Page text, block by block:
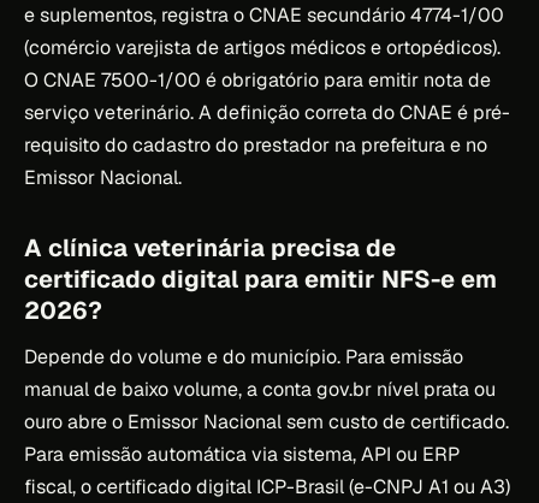
e suplementos, registra o CNAE secundário 4774-1/00
(comércio varejista de artigos médicos e ortopédicos).
O CNAE 7500-1/00 é obrigatório para emitir nota de
serviço veterinário. A definição correta do CNAE é pré-
requisito do cadastro do prestador na prefeitura e no
Emissor Nacional.
A clínica veterinária precisa de
certificado digital para emitir NFS-e em
2026?
Depende do volume e do município. Para emissão
manual de baixo volume, a conta gov.br nível prata ou
ouro abre o Emissor Nacional sem custo de certificado.
Para emissão automática via sistema, API ou ERP
fiscal, o certificado digital ICP-Brasil (e-CNPJ A1 ou A3)